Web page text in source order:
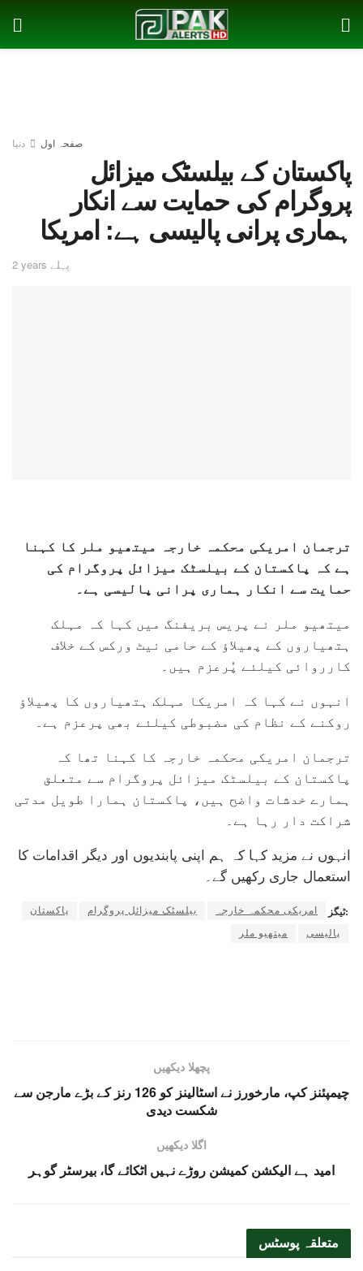
صفحہ اول دنیا
پاکستان کے بیلسٹک میزائل
پروگرام کی حمایت سے انکار
ہماری پرانی پالیسی ہے: امریکا
2 years پہلے
ترجمان امریکی محکمہ خارجہ میتھیو ملر کا کہنا
ہے کہ پاکستان کے بیلسٹک میزائل پروگرام کی
حمایت سے انکار ہماری پرانی پالیسی ہے۔
میتھیو ملر نے پریس بریفنگ میں کہا کہ مہلک
ہتھیاروں کے پھیلاؤ کے حامی نیٹ ورکس کے خلاف
کارروائی کیلئے پُرعزم ہیں۔
انہوں نے کہا کہ امریکا مہلک ہتھیاروں کا پھیلاؤ
روکنے کے نظام کی مضبوطی کیلئے بھی پرعزم ہے۔
ترجمان امریکی محکمہ خارجہ کا کہنا تھا کہ
پاکستان کے بیلسٹک میزائل پروگرام سے متعلق
ہمارے خدشات واضح ہیں، پاکستان ہمارا طویل مدتی
شراکت دار رہا ہے۔
انہوں نے مزید کہا کہ ہم اپنی پابندیوں اور دیگر اقدامات کا
استعمال جاری رکھیں گے۔
ٹیگز: امریکی محکمہ خارجہ بیلسٹک میزائل پروگرام
پاکستان
پالیسی
میتھیو ملر
پچھلا دیکھیں
چیمپئنز کپ، مارخورز نے اسٹالینز کو 126 رنز کے بڑے مارجن سے
شکست دیدی
اگلا دیکھیں
امید ہے الیکشن کمیشن روڑے نہیں اٹکائے گا، بیرسٹر گوہر
متعلقہ پوسٹس